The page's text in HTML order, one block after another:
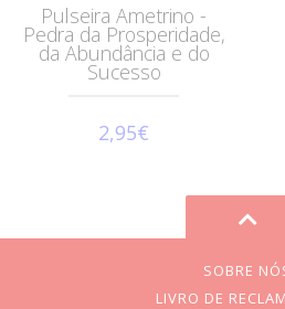
Pulseira Ametrino -
Pedra da Prosperidade,
da Abundância e do
Sucesso
2,95€
SOBRE
LIVRO DE